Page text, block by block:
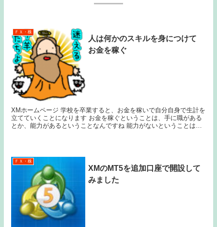
ＦＸ・株
人は何かのスキルを身につけて
お金を稼ぐ
XMホームページ 学校を卒業すると、お金を稼いで自分自身で生計を
立てていくことになります お金を稼ぐということは、手に職がある
とか、能力があるということなんですね 能力がないということは、
ＦＸ・株
XMのMT5を追加口座で開設して
みました